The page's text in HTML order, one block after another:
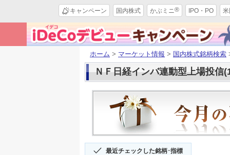
キャンペーン 国内株式 かぶミニ® IPO・PO
ホーム > マーケット情報 > 国内株式銘柄検索
ＮＦ日経インバ連動型上場投信
最近チェックした銘柄･指標